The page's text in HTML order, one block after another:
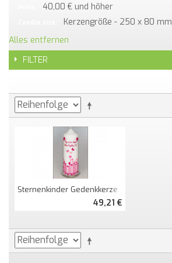
40,00 € und höher
Kerzengröße - 250 x 80 mm
Alles entfernen
FILTER
Sternenkinder Gedenkkerze Herzwiese
49,21 €